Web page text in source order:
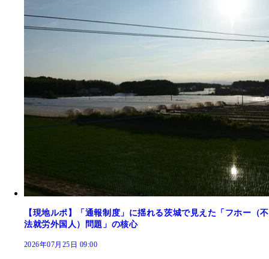
【現地ルポ】「通報制度」に揺れる茨城で見えた「フホー（不
法就労外国人）問題」の核心
2026年07月25日 09:00